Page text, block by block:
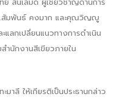
.สัมพันธ์ คงมาก และคุณวิญญู
ลกเปลี่ยนแนวทางการดำเนิน
ำนักงานสีเขียวภายใน
าลี ให้เกียรติเป็นประธานกล่าว